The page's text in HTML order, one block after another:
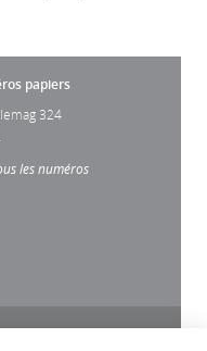
papiers
324
les numéros